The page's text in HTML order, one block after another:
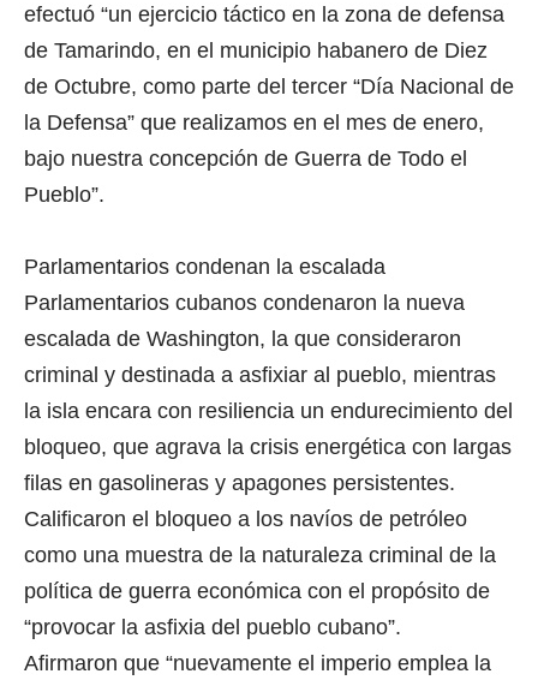
efectuó “un ejercicio táctico en la zona de defensa
de Tamarindo, en el municipio habanero de Diez
de Octubre, como parte del tercer “Día Nacional de
la Defensa” que realizamos en el mes de enero,
bajo nuestra concepción de Guerra de Todo el
Pueblo”.
Parlamentarios condenan la escalada
Parlamentarios cubanos condenaron la nueva
escalada de Washington, la que consideraron
criminal y destinada a asfixiar al pueblo, mientras
la isla encara con resiliencia un endurecimiento del
bloqueo, que agrava la crisis energética con largas
filas en gasolineras y apagones persistentes.
Calificaron el bloqueo a los navíos de petróleo
como una muestra de la naturaleza criminal de la
política de guerra económica con el propósito de
“provocar la asfixia del pueblo cubano”.
Afirmaron que “nuevamente el imperio emplea la